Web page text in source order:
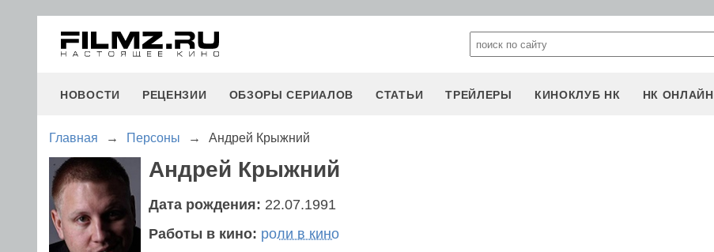
НОВОСТИ РЕЦЕНЗИИ ОБЗОРЫ СЕРИАЛОВ СТАТЬИ ТРЕЙЛЕРЫ КИНОКЛУБ НК НК ОНЛАЙН
Главная → Персоны → Андрей Крыжний
Андрей Крыжний
Дата рождения: 22.07.1991
Работы в кино: роли в кино